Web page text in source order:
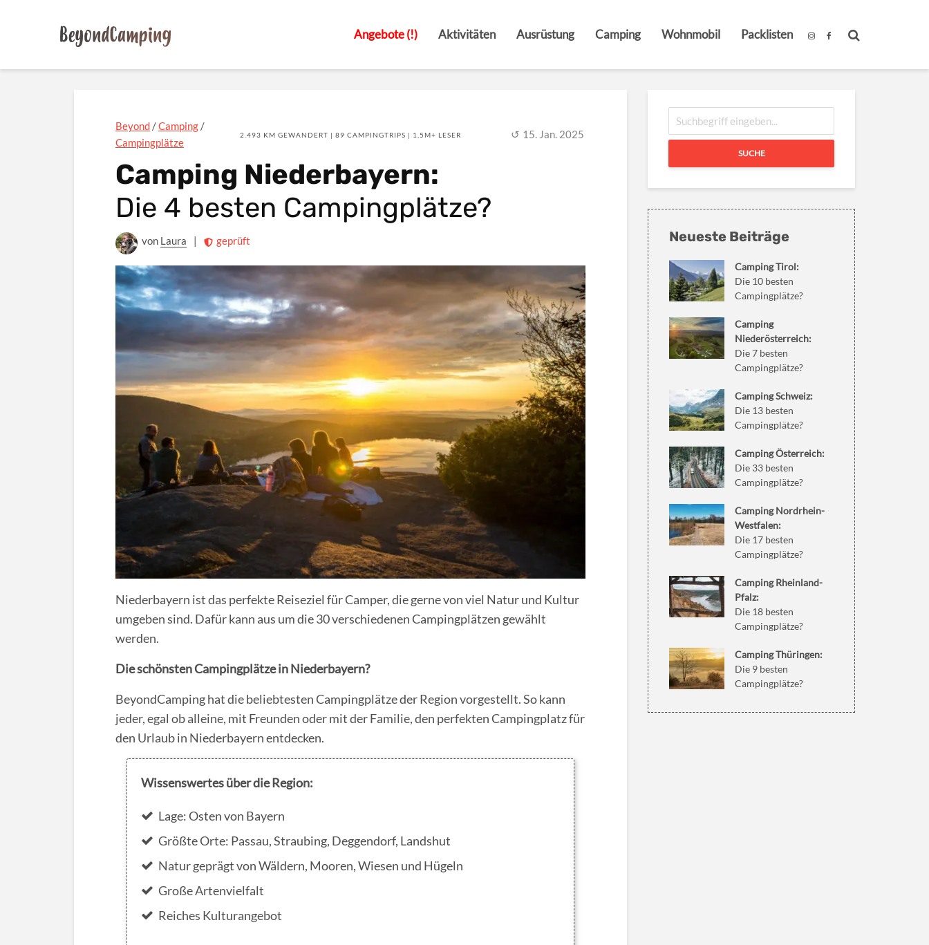
Angebote (!) Aktivitäten Ausrüstung Camping Wohnmobil Packlisten
Beyond /Camping /
Campingplätze
2.493 KM GEWANDERT | 89 CAMPINGTRIPS | 1,5M+ LESER 15. Jan. 2025
Camping Niederbayern:
Die 4 besten Campingplätze?
von Laura geprüft
Niederbayern ist das perfekte Reiseziel für Camper, die gerne von viel Natur und Kultur
umgeben sind. Dafür kann aus um die 30 verschiedenen Campingplätzen gewählt
werden.
Die schönsten Campingplätze in Niederbayern?
BeyondCamping hat die beliebtesten Campingplätze der Region vorgestellt. So kann
jeder, egal ob alleine, mit Freunden oder mit der Familie, den perfekten Campingplatz für
den Urlaub in Niederbayern entdecken.
Wissenswertes über die Region:
Lage: Osten von Bayern
Größte Orte: Passau, Straubing, Deggendorf, Landshut
Natur geprägt von Wäldern, Mooren, Wiesen und Hügeln
Große Artenvielfalt
Reiches Kulturangebot
SUCHE
Neueste Beiträge
Camping Tirol:
Die 10 besten
Campingplätze?
Camping
Niederösterreich:
Die 7 besten
Campingplätze?
Camping Schweiz:
Die 13 besten
Campingplätze?
Camping Österreich:
Die 33 besten
Campingplätze?
Camping Nordrhein-
Westfalen:
Die 17 besten
Campingplätze?
Camping Rheinland-
Pfalz:
Die 18 besten
Campingplätze?
Camping Thüringen:
Die 9 besten
Campingplätze?